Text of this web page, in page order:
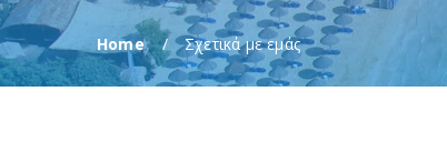
Home Σχετικά με εμάς